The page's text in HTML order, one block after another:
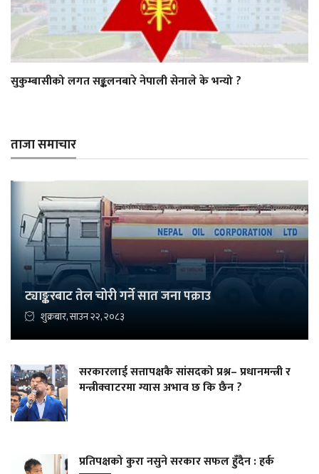
सुकुम्बासीको लगत सङ्कलनबारे नेपाली सेनाले के भन्यो ?
ताजा समाचार
ट्याङ्करबाट तेल चोरी गर्ने सात जना पक्राउ
शुक्रबार, साउन २२, २०८३
सरकारलाई सत्तापक्षकै सांसदको प्रश्न– प्रधानमन्त्री र
मन्त्रीक्वाटरमा ग्यास अभाव छ कि छैन ?
प्रतिपक्षको कुरा नसुने सरकार सफल हुँदैन : हर्क